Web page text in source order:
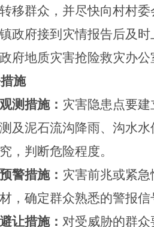
移群众，并尽快向村村
政府接到灾情报告后及
府地质灾害抢险救灾办
施
测措施： 灾害隐患点要
及泥石流沟降雨、沟水
，判断危险程度。
警措施： 灾害前兆或紧
，确定群众熟悉的警报信
让措施： 对受威胁的群